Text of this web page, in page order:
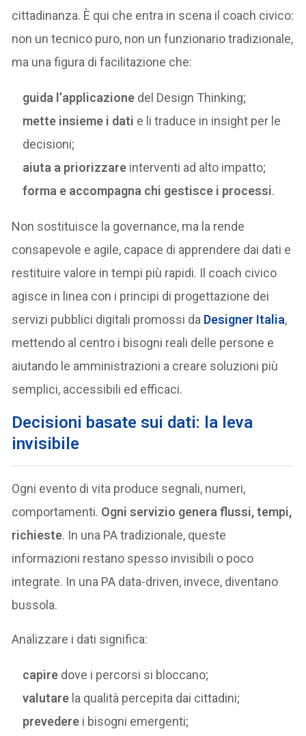
cittadinanza. È qui che entra in scena il coach civico:
non un tecnico puro, non un funzionario tradizionale,
ma una figura di facilitazione che:
guida l’applicazione del Design Thinking;
mette insieme i dati e li traduce in insight per le
decisioni;
aiuta a priorizzare interventi ad alto impatto;
forma e accompagna chi gestisce i processi.
Non sostituisce la governance, ma la rende
consapevole e agile, capace di apprendere dai dati e
restituire valore in tempi più rapidi. Il coach civico
agisce in linea con i principi di progettazione dei
servizi pubblici digitali promossi da Designer Italia,
mettendo al centro i bisogni reali delle persone e
aiutando le amministrazioni a creare soluzioni più
semplici, accessibili ed efficaci.
Decisioni basate sui dati: la leva
invisibile
Ogni evento di vita produce segnali, numeri,
comportamenti. Ogni servizio genera flussi, tempi,
richieste. In una PA tradizionale, queste
informazioni restano spesso invisibili o poco
integrate. In una PA data-driven, invece, diventano
bussola.
Analizzare i dati significa:
capire dove i percorsi si bloccano;
valutare la qualità percepita dai cittadini;
prevedere i bisogni emergenti;